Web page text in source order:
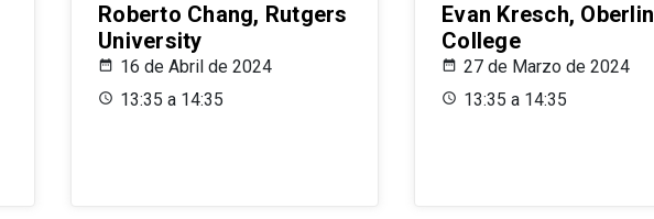
Roberto Chang, Rutgers
University
16 de Abril de 2024
13:35 a 14:35
Evan Kresch, Oberlin
College
27 de Marzo de 2024
13:35 a 14:35